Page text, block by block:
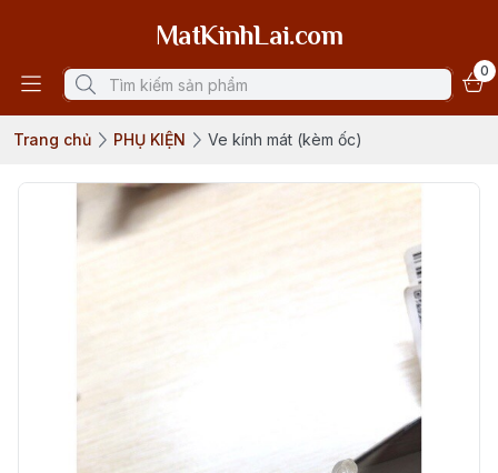
MatKinhLai.com
0
Trang chủ PHỤ KIỆN Ve kính mát (kèm ốc)